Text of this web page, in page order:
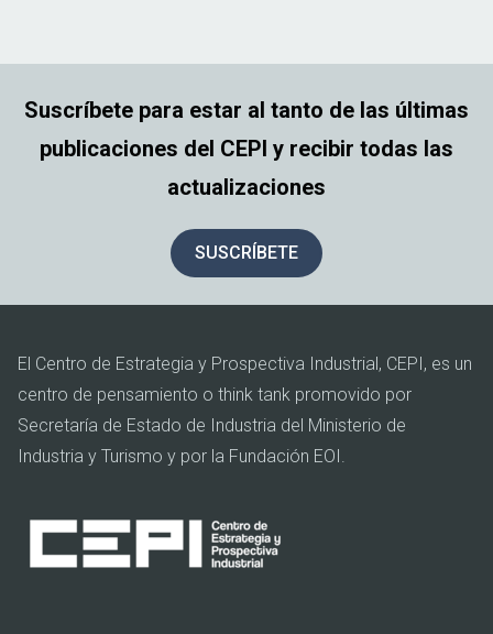
Suscríbete para estar al tanto de las últimas
publicaciones del CEPI y recibir todas las
actualizaciones
SUSCRÍBETE
El Centro de Estrategia y Prospectiva Industrial, CEPI, es un
centro de pensamiento o think tank promovido por
Secretaría de Estado de Industria del Ministerio de
Industria y Turismo y por la Fundación EOI.